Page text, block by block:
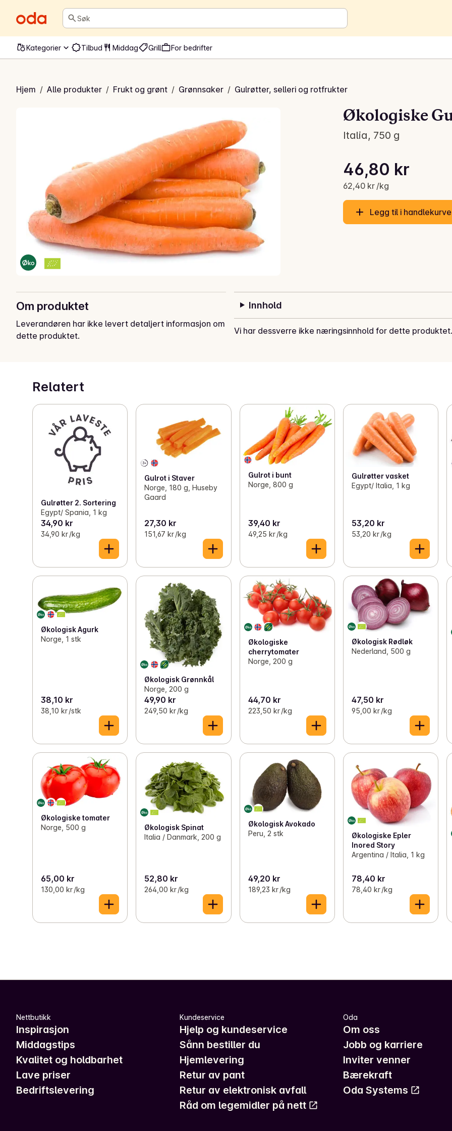
Søk
Kategorier Tilbud Middag Grill For bedrifter
Hjem / Alle produkter / Frukt og grønt / Grønnsaker / Gulrøtter, selleri og rotfrukter
Gulrøtter
Økologiske
Italia, 750 g
Gjeldende pris er: 46,80 kr
46,80 kr
62,40 kr /kg
Stykkpris: 62,40 kr /kg
Legg til i
Om produktet
Leverandøren har ikke levert detaljert informasjon om
dette produktet.
Innhold
Vi har dessverre ikke næringsinnhold for dette produktet.
Relatert
Gulrøtter 2. Sortering
Egypt/ Spania, 1 kg
34,90 kr
34,90 kr /kg
Gulrot i Staver
Norge, 180 g, Huseby
Gaard
27,30 kr
151,67 kr /kg
Gulrot i bunt
Norge, 800 g
39,40 kr
49,25 kr /kg
Gulrøtter vasket
Egypt/ Italia, 1 kg
53,20 kr
53,20 kr /kg
Økologisk Agurk
Norge, 1 stk
38,10 kr
38,10 kr /stk
Økologisk Grønnkål
Norge, 200 g
49,90 kr
249,50 kr /kg
Økologiske
cherrytomater
Norge, 200 g
44,70 kr
223,50 kr /kg
Økologisk Rødløk
Nederland, 500 g
47,50 kr
95,00 kr /kg
Økologiske tomater
Norge, 500 g
65,00 kr
130,00 kr /kg
Økologisk Spinat
Italia / Danmark, 200 g
52,80 kr
264,00 kr /kg
Økologisk Avokado
Peru, 2 stk
49,20 kr
189,23 kr /kg
Økologiske Epler
Inored Story
Argentina / Italia, 1 kg
78,40 kr
78,40 kr /kg
Nettbutikk
Inspirasjon
Middagstips
Kvalitet og holdbarhet
Lave priser
Bedriftslevering
Kundeservice
Hjelp og kundeservice
Sånn bestiller du
Hjemlevering
Retur av pant
Retur av elektronisk avfall
Råd om legemidler på nett
Oda
Om oss
Jobb og karriere
Inviter venner
Bærekraft
Oda Systems